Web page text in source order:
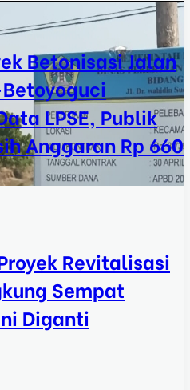
Betonisasi Jalan
LPSE, Publik
Anggaran Rp 660
Revitalisasi
Sempat
Diganti